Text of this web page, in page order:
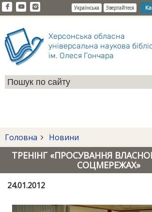
Українська Звертайтеся
Херсонська обласна
універсальна наукова
ім. Олеся Гончара
Головна Новини
ТРЕНІНГ «ПРОСУВАННЯ
СОЦМЕРЕЖАХ»
24.01.2012